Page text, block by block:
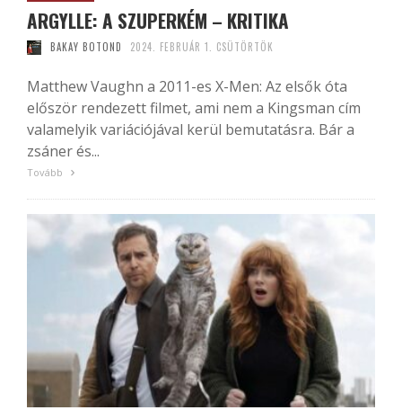
ARGYLLE: A SZUPERKÉM – KRITIKA
BAKAY BOTOND 2024. FEBRUÁR 1. CSÜTÖRTÖK
Matthew Vaughn a 2011-es X-Men: Az elsők óta
először rendezett filmet, ami nem a Kingsman cím
valamelyik variációjával kerül bemutatásra. Bár a
zsáner és...
Tovább